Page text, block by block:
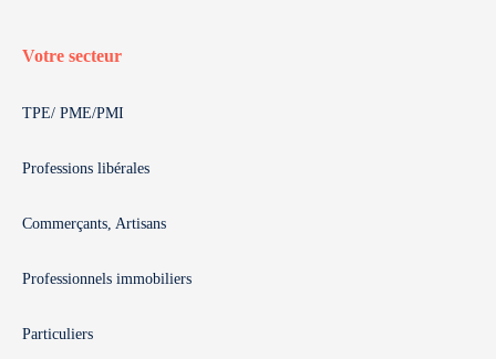
Votre secteur
TPE/ PME/PMI
Professions libérales
Commerçants, Artisans
Professionnels immobiliers
Particuliers